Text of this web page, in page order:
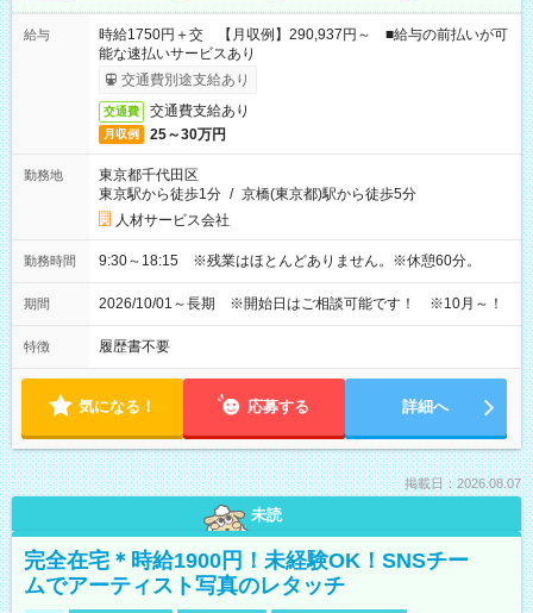
給与
時給1750円＋交 【月収例】290,937円～ ■給与の前払いが可
能な速払いサービスあり
交通費別途支給あり
交通費 交通費支給あり
月収例 25～30万円
勤務地
東京都千代田区
東京駅から徒歩1分 / 京橋(東京都)駅から徒歩5分
人材サービス会社
勤務時間 9:30～18:15 ※残業はほとんどありません。※休憩60分。
期間 2026/10/01～長期 ※開始日はご相談可能です！ ※10月～！
特徴 履歴書不要
気になる！ 応募する 詳細へ
掲載日：2026.08.07
未読
完全在宅＊時給1900円！未経験OK！SNSチー
ムでアーティスト写真のレタッチ